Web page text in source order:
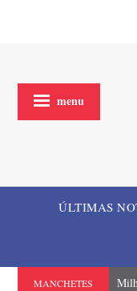
menu
ÚLTIMAS
MANCHETES